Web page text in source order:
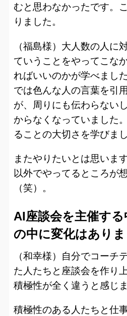
むと思わなかったです。
りました。
（福島様）大人数の人に
ていうことをやってこな
ればいいのかが学べまし
では色んな人の言葉を引
が、周りにも伝わらない
からなくなっていました
ることの大切さを学びまし
またやりたいとは思いま
以外でやってるところが
（笑）。
AI座談会を主催す
の中に変化はあり
（和幸様）自分でコーチ
た人たちと座談会を作り
積極性が全く違うと感じま
積極性のある人たちと仕